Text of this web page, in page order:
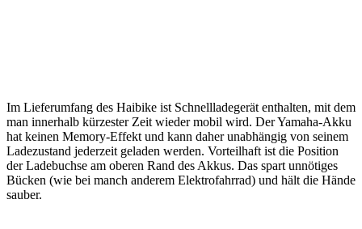
Im Lieferumfang des Haibike ist Schnellladegerät enthalten, mit dem
man innerhalb kürzester Zeit wieder mobil wird. Der Yamaha-Akku
hat keinen Memory-Effekt und kann daher unabhängig von seinem
Ladezustand jederzeit geladen werden. Vorteilhaft ist die Position
der Ladebuchse am oberen Rand des Akkus. Das spart unnötiges
Bücken (wie bei manch anderem Elektrofahrrad) und hält die Hände
sauber.